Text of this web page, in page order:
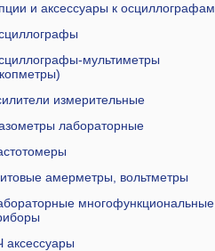
и аксессуары к осциллографам
мультиметры
измерительные
лабораторные
амерметры, вольтметры
многофункциональные
аксессуары